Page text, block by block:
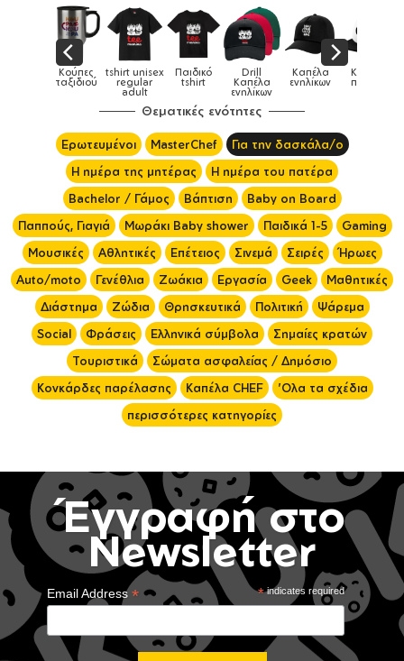
Κούπες
ταξιδιού
tshirt unisex
regular
adult
Παιδικό
tshirt
Drill
Καπέλα
ενηλίκων
Καπέλα
ενηλίκων
Καπέλα
παιδικά
Θεματικές ενότητες
Ερωτευμένοι MasterChef
Για την δασκάλα/ο
Η ημέρα της μητέρας
Η ημέρα του πατέρα
Bachelor / Γάμος
Βάπτιση
Baby on Board
Παππούς, Γιαγιά
Μωράκι Baby shower Παιδικά 1-5
Gaming
Μουσικές
Αθλητικές Επέτειος Σινεμά Σειρές
Ήρωες
Auto/moto
Γενέθλια Ζωάκια Εργασία Geek
Μαθητικές
Διάστημα
Ζώδια Θρησκευτικά Πολιτική
Ψάρεμα
Social
Φράσεις Ελληνικά σύμβολα
Σημαίες κρατών
Τουριστικά
Σώματα ασφαλείας / Δημόσιο
Κονκάρδες παρέλασης
Καπέλα CHEF
'Ολα τα σχέδια
περισσότερες κατηγορίες
Έγγραφή στο
Newsletter
*indicates required
Email Address*